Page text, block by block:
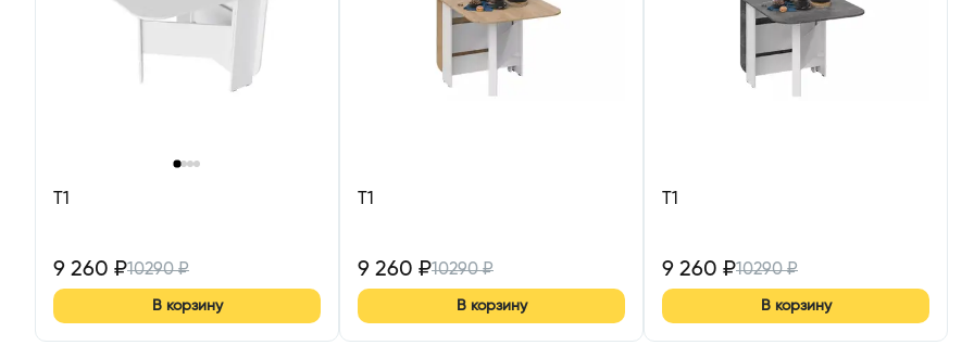
Т1
9 260 ₽10290₽
В корзину
Т1
9 260 ₽10290₽
В корзину
Т1
9 260 ₽10290₽
В корзину